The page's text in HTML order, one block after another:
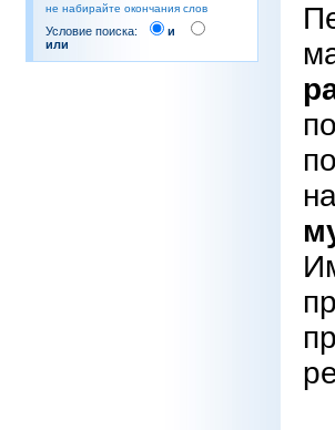
не набирайте окончания слов
Условие поиска:
и
или